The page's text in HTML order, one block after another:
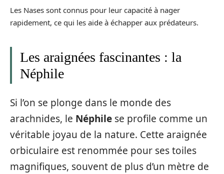
Les Nases sont connus pour leur capacité à nager
rapidement, ce qui les aide à échapper aux prédateurs.
Les araignées fascinantes : la
Néphile
Si l’on se plonge dans le monde des
arachnides, le Néphile se profile comme un
véritable joyau de la nature. Cette araignée
orbiculaire est renommée pour ses toiles
magnifiques, souvent de plus d’un mètre de